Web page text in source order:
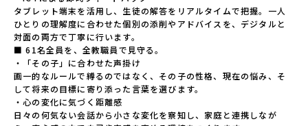
県立嶺北高等学校高知県立四万十高等学校高知県立中村高等
学校西土佐分校高知県立高知農業高等学校 九州 佐賀県立
有田工業高等学校熊本県立小国高等学校熊本県立矢部高等学
校佐賀県立牛津高等学校鹿児島県立沖永良部高等学校鹿児島
県立志布志高等学校宮崎県立飯野高等学校宮崎県立高千穂高
等学校鹿児島県立古仁屋高等学校沖縄県立久米島高等学校私
立高校国際高等専門学校（石川県）開志国際高等学校(新潟県)
広島三育学院高等学校(広島県) ※2日目のみ参加
タブレット端末を活用し、生徒の解答をリアルタイムで把握。一人
ひとりの理解度に合わせた個別の添削やアドバイスを、デジタルと
対面の両方で丁寧に行います。
■ 61名全員を、全教職員で見守る。
・「その子」に合わせた声掛け
画一的なルールで縛るのではなく、その子の性格、現在の悩み、そ
して将来の目標に寄り添った言葉を選びます。
・心の変化に気づく距離感
日々の何気ない会話から小さな変化を察知し、家庭と連携しなが